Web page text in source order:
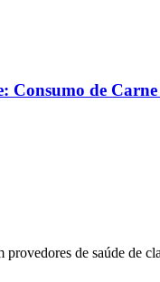
Consumo de
de saúde de